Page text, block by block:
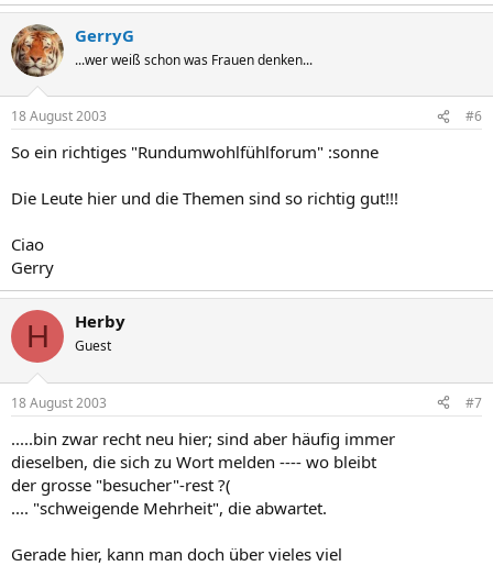
GerryG
...wer weiß schon was Frauen denken...
18 August 2003 #6
So ein richtiges "Rundumwohlfühlforum" :sonne
Die Leute hier und die Themen sind so richtig gut!!!
Ciao
Gerry
H Herby
Guest
18 August 2003 #7
.....bin zwar recht neu hier; sind aber häufig immer
dieselben, die sich zu Wort melden ---- wo bleibt
der grosse "besucher"-rest ?(
.... "schweigende Mehrheit", die abwartet.
Gerade hier, kann man doch über vieles viel